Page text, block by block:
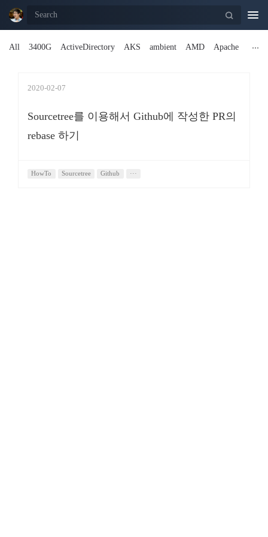
All
3400G ActiveDirectory AKS ambient AMD Apache
2020-02-07
Sourcetree를 이용해서 Github에 작성한 PR의
rebase 하기
HowTo Sourcetree Github ···